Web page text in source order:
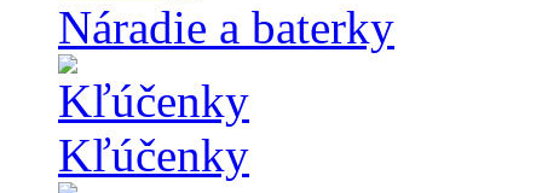
Náradie a baterky
Kľúčenky